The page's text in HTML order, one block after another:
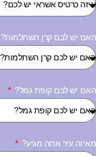
יש לכם קרן השתלמות?
יש לכם קופת גמל?
עיר אתה מגיע?